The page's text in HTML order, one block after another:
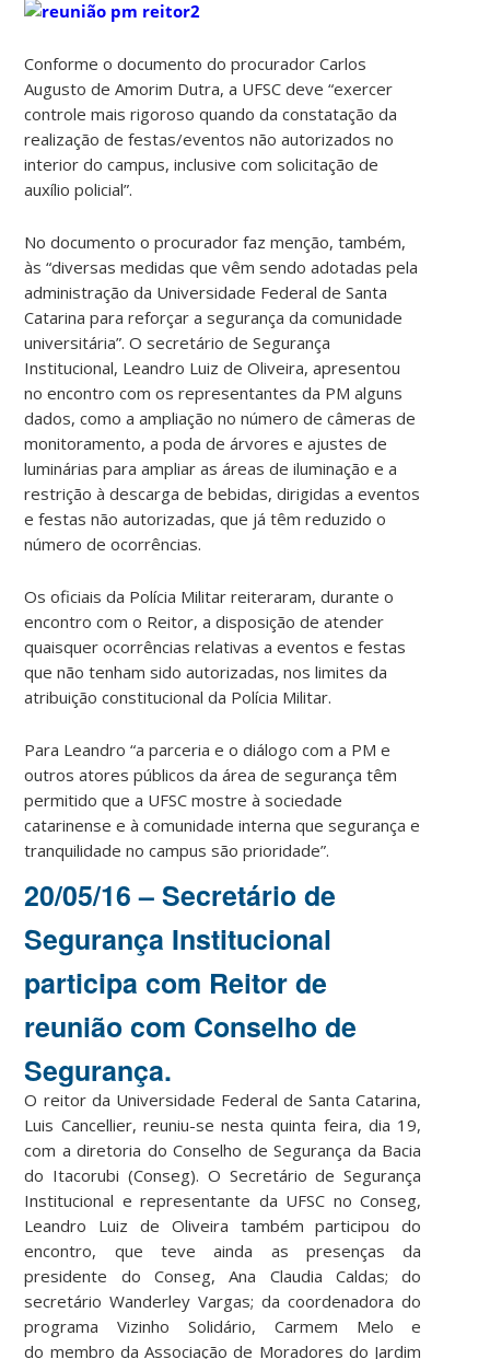
Conforme o documento do procurador Carlos
Augusto de Amorim Dutra, a UFSC deve “exercer
controle mais rigoroso quando da constatação da
realização de festas/eventos não autorizados no
interior do campus, inclusive com solicitação de
auxílio policial”.
No documento o procurador faz menção, também,
às “diversas medidas que vêm sendo adotadas pela
administração da Universidade Federal de Santa
Catarina para reforçar a segurança da comunidade
universitária”. O secretário de Segurança
Institucional, Leandro Luiz de Oliveira, apresentou
no encontro com os representantes da PM alguns
dados, como a ampliação no número de câmeras de
monitoramento, a poda de árvores e ajustes de
luminárias para ampliar as áreas de iluminação e a
restrição à descarga de bebidas, dirigidas a eventos
e festas não autorizadas, que já têm reduzido o
número de ocorrências.
Os oficiais da Polícia Militar reiteraram, durante o
encontro com o Reitor, a disposição de atender
quaisquer ocorrências relativas a eventos e festas
que não tenham sido autorizadas, nos limites da
atribuição constitucional da Polícia Militar.
Para Leandro “a parceria e o diálogo com a PM e
outros atores públicos da área de segurança têm
permitido que a UFSC mostre à sociedade
catarinense e à comunidade interna que segurança e
tranquilidade no campus são prioridade”.
20/05/16 – Secretário de
Segurança Institucional
participa com Reitor de
reunião com Conselho de
Segurança.
O reitor da Universidade Federal de Santa Catarina,
Luis Cancellier, reuniu-se nesta quinta feira, dia 19,
com a diretoria do Conselho de Segurança da Bacia
do Itacorubi (Conseg). O Secretário de Segurança
Institucional e representante da UFSC no Conseg,
Leandro Luiz de Oliveira também participou do
encontro, que teve ainda as presenças da
presidente do Conseg, Ana Claudia Caldas; do
secretário Wanderley Vargas; da coordenadora do
programa Vizinho Solidário, Carmem Melo e
do membro da Associação de Moradores do Jardim